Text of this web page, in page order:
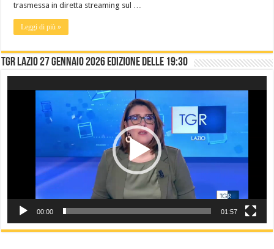
trasmessa in diretta streaming sul …
Leggi di più »
TGR LAZIO 27 gennaio 2026 edizione delle 19:30
Player
00:00 01:57